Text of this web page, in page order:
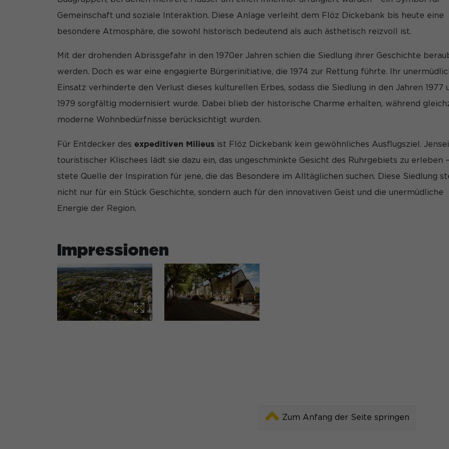
Gemeinschaft und soziale Interaktion. Diese Anlage verleiht dem Flöz Dickebank bis heute eine
besondere Atmosphäre, die sowohl historisch bedeutend als auch ästhetisch reizvoll ist.
Mit der drohenden Abrissgefahr in den 1970er Jahren schien die Siedlung ihrer Geschichte
werden. Doch es war eine engagierte Bürgerinitiative, die 1974 zur Rettung führte. Ihr
Einsatz verhinderte den Verlust dieses kulturellen Erbes, sodass die Siedlung in den Jahren 1977
1979 sorgfältig modernisiert wurde. Dabei blieb der historische Charme erhalten, während
moderne Wohnbedürfnisse berücksichtigt wurden.
Für Entdecker des expeditiven Milieus ist Flöz Dickebank kein gewöhnliches Ausflugsziel.
touristischer Klischees lädt sie dazu ein, das ungeschminkte Gesicht des Ruhrgebiets zu erleben
stete Quelle der Inspiration für jene, die das Besondere im Alltäglichen suchen. Diese Siedlung
nicht nur für ein Stück Geschichte, sondern auch für den innovativen Geist und die unermüdliche
Energie der Region.
Impressionen
Zum Anfang der Seite springen
Wir verwenden Cookies und andere Technologien auf unserer Website. Einige von
während andere uns helfen, diese Website und Ihre Erfahrung zu verbessern.
können verarbeitet werden (z. B. IP-Adressen), z. B. für personalisierte Anzeigen und
Hier finden Sie eine Übersicht über alle verwendeten Cookies. Sie können Ihre
auswählen.
Datenschutzeinstellungen
Essenziell (1)
Essenzielle Cookies ermöglichen grundlegende Funktionen und sind für die einwandfreie
erforderlich.
Cookie-Informationen anzeigen
Statistiken (1)
anzuzeigen. Sie tun dies, indem sie Besucher über Websites hinweg verfolgen.
Externe Medien (7)
Inhalte von Videoplattformen und Social-Media-Plattformen werden standardmäßig